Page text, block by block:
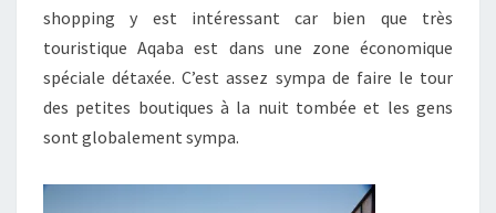
shopping y est intéressant car bien que très
touristique Aqaba est dans une zone économique
spéciale détaxée. C’est assez sympa de faire le tour
des petites boutiques à la nuit tombée et les gens
sont globalement sympa.